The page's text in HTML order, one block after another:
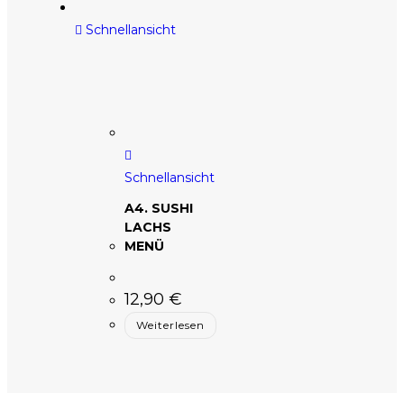
Schnellansicht
Schnellansicht
A4. SUSHI
LACHS
MENÜ
12,90 €
Weiterlesen